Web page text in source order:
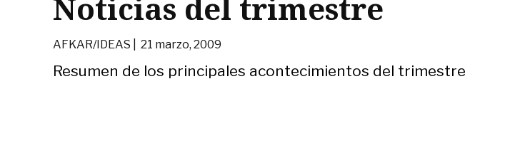
AFKAR/IDEAS | 21 marzo, 2009
Resumen de los principales acontecimientos del trimestre